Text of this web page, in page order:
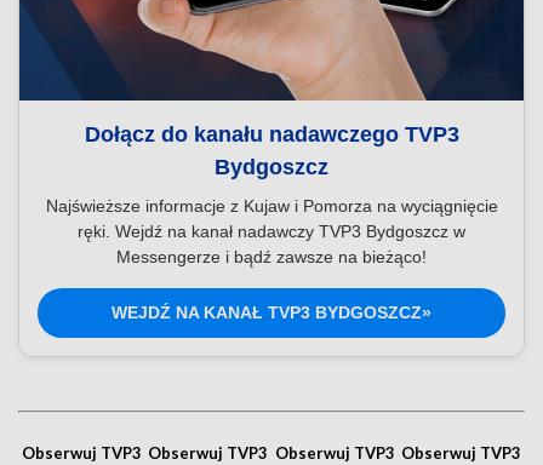
Dołącz do kanału nadawczego TVP3
Bydgoszcz
Najświeższe informacje z Kujaw i Pomorza na wyciągnięcie
ręki. Wejdź na kanał nadawczy TVP3 Bydgoszcz w
Messengerze i bądź zawsze na bieżąco!
WEJDŹ NA KANAŁ TVP3 BYDGOSZCZ»
Obserwuj TVP3 Obserwuj TVP3 Obserwuj TVP3 Obserwuj TVP3